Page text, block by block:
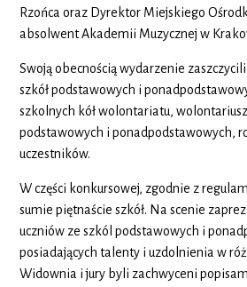
Rzońca oraz Dyrektor Miejskiego
absolwent Akademii Muzycznej w
Swoją obecnością wydarzenie
szkół podstawowych i
szkolnych kół wolontariatu,
podstawowych i ponadpodstawowych,
uczestników.
W części konkursowej, zgodnie z
sumie piętnaście szkół. Na scenie
uczniów ze szkól podstawowych i
posiadających talenty i uzdolnienia w
Widownia i jury byli zachwyceni